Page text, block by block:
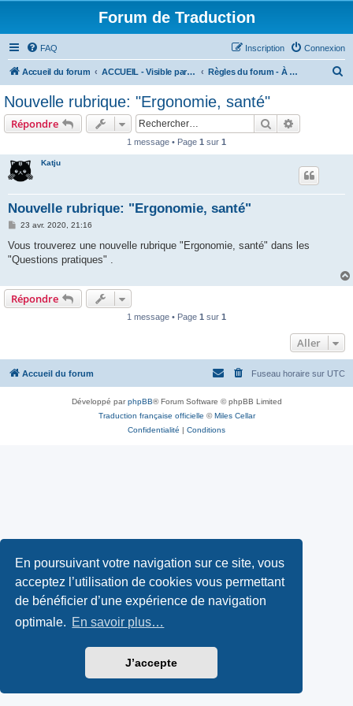
En poursuivant votre navigation sur ce site, vous
acceptez l’utilisation de cookies vous permettant
de bénéficier d’une expérience de navigation
optimale. En savoir plus…
J’accepte
Forum de Traduction
FAQ Connexion
Inscription
Accueil du forum ACCUEIL - Visible par le monde entier Règles du forum - À LIRE AVANT DE S'INSCRIRE
Nouvelle rubrique: "Ergonomie, santé"
Répondre Rechercher
1 message • Page 1 sur 1
Katju
Nouvelle rubrique: "Ergonomie, santé"
M
s
a
23 avr. 2020, 21:16
Vous trouverez une nouvelle rubrique "Ergonomie, santé" dans les
"Questions pratiques" .
Répondre
1 message • Page 1 sur 1
Aller
Accueil du forum Fuseau horaire sur UTC
Développé parphpBB® Forum Software © phpBB Limited
Traduction française officielle ©Miles Cellar
Confidentialité | Conditions